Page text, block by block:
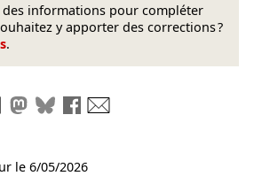
des informations pour compléter
y apporter des corrections ?
.
le lien
Partager sur LinkedIn
Partager sur Mastodon
Partager sur Bluesky
Partager sur Facebook
le 6/05/2026